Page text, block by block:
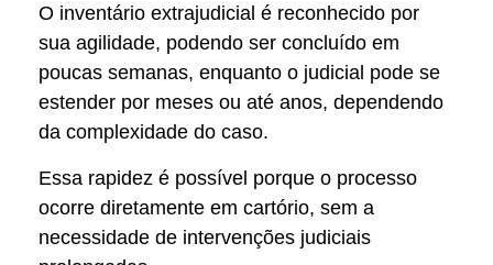
O inventário extrajudicial é reconhecido por
sua agilidade, podendo ser concluído em
poucas semanas, enquanto o judicial pode se
estender por meses ou até anos, dependendo
da complexidade do caso.
Essa rapidez é possível porque o processo
ocorre diretamente em cartório, sem a
necessidade de intervenções judiciais